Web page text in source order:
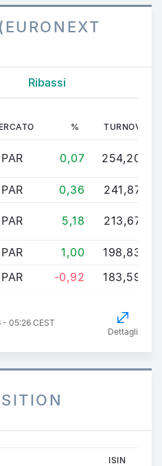
Ribassi
% TURNOVER
PAR 0,07 254,203M
PAR 0,36 241,879M
PAR 5,18 213,679M
PAR 1,00
198,834M
PAR -0,92 183,593M
05:26 CEST
Dettagli
ISIN